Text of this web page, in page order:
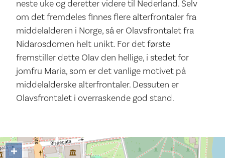
neste uke og deretter videre til Nederland. Selv
om det fremdeles finnes flere alterfrontaler fra
middelalderen i Norge, så er Olavsfrontalet fra
Nidarosdomen helt unikt. For det første
fremstiller dette Olav den hellige, i stedet for
jomfru Maria, som er det vanlige motivet på
middelalderske alterfrontaler. Dessuten er
Olavsfrontalet i overraskende god stand.
+